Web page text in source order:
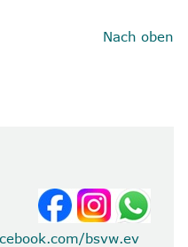
Nach oben
bsvw.ev